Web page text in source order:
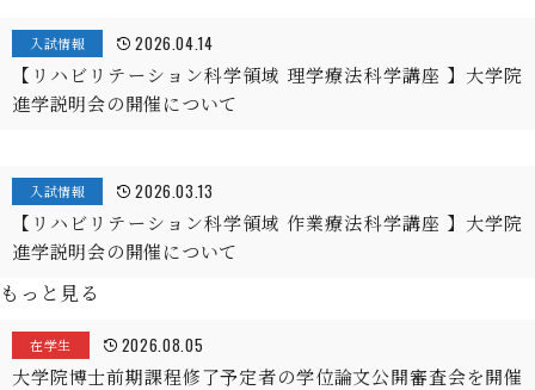
入試情報 2026.04.14
【リハビリテーション科学領域 理学療法科学講座 】大学院
進学説明会の開催について
入試情報 2026.03.13
【リハビリテーション科学領域 作業療法科学講座 】大学院
進学説明会の開催について
もっと見る
在学生 2026.08.05
大学院博士前期課程修了予定者の学位論文公開審査会を開催